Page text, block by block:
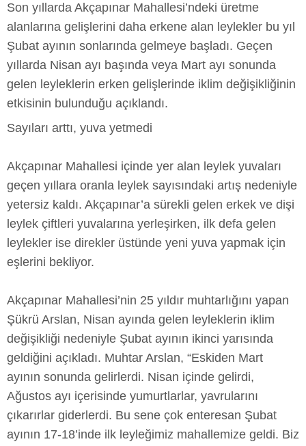
Son yıllarda Akçapınar Mahallesi’ndeki üretme
alanlarına gelişlerini daha erkene alan leylekler bu yıl
Şubat ayının sonlarında gelmeye başladı. Geçen
yıllarda Nisan ayı başında veya Mart ayı sonunda
gelen leyleklerin erken gelişlerinde iklim değişikliğinin
etkisinin bulunduğu açıklandı.
Sayıları arttı, yuva yetmedi
Akçapınar Mahallesi içinde yer alan leylek yuvaları
geçen yıllara oranla leylek sayısındaki artış nedeniyle
yetersiz kaldı. Akçapınar’a sürekli gelen erkek ve dişi
leylek çiftleri yuvalarına yerleşirken, ilk defa gelen
leylekler ise direkler üstünde yeni yuva yapmak için
eşlerini bekliyor.
Akçapınar Mahallesi’nin 25 yıldır muhtarlığını yapan
Şükrü Arslan, Nisan ayında gelen leyleklerin iklim
değişikliği nedeniyle Şubat ayının ikinci yarısında
geldiğini açıkladı. Muhtar Arslan, “Eskiden Mart
ayının sonunda gelirlerdi. Nisan içinde gelirdi,
Ağustos ayı içerisinde yumurtlarlar, yavrularını
çıkarırlar giderlerdi. Bu sene çok enteresan Şubat
ayının 17-18’inde ilk leyleğimiz mahallemize geldi. Biz